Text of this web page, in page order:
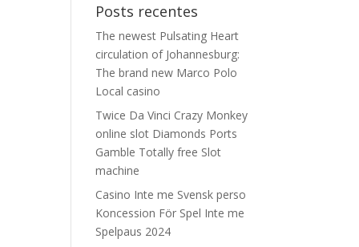
Posts recentes
The newest Pulsating Heart
circulation of Johannesburg:
The brand new Marco Polo
Local casino
Twice Da Vinci Crazy Monkey
online slot Diamonds Ports
Gamble Totally free Slot
machine
Casino Inte me Svensk perso
Koncession För Spel Inte me
Spelpaus 2024